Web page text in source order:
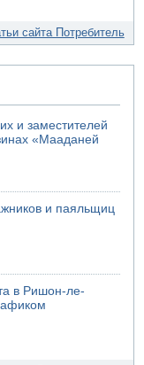
сайта Потребитель
и заместителей
«Мааданей
и паяльщиц
в Ришон-ле-